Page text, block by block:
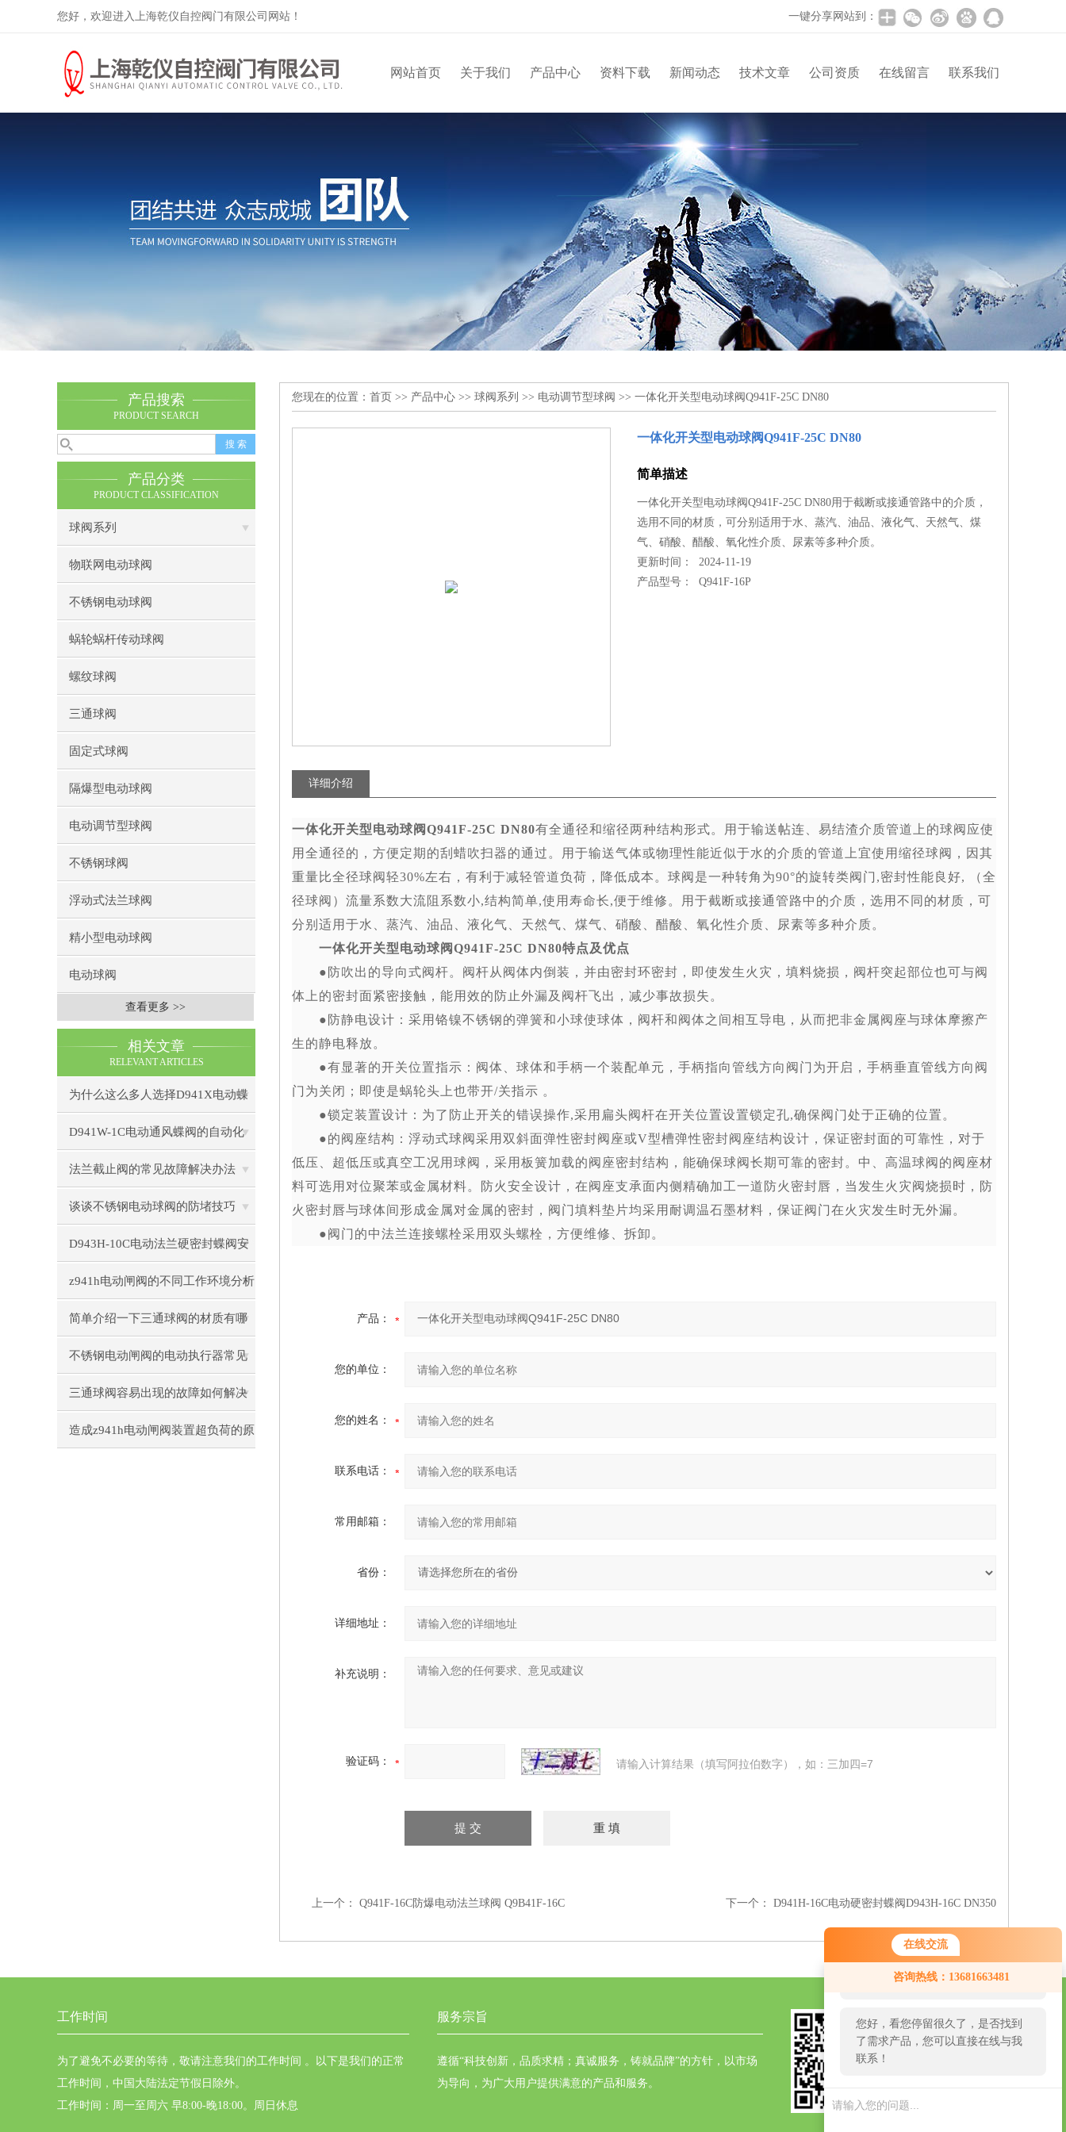
在线交流
咨询热线：13681663481
您好！欢迎前来咨询，很高兴为您
服务，请问您要咨询什么问题呢？
您好，看您停留很久了，是否找到
了需求产品，您可以直接在线与我
联系！
您好，欢迎进入上海乾仪自控阀门有限公司网站！ 一键分享网站到：
网站首页 关于我们 产品中心 资料下载 新闻动态 技术文章 公司资质 在线留言 联系我们
产品搜索
PRODUCT SEARCH
产品分类
PRODUCT CLASSIFICATION
球阀系列
物联网电动球阀
不锈钢电动球阀
蜗轮蜗杆传动球阀
螺纹球阀
三通球阀
固定式球阀
隔爆型电动球阀
电动调节型球阀
不锈钢球阀
浮动式法兰球阀
精小型电动球阀
电动球阀
查看更多 >>
相关文章
RELEVANT ARTICLES
为什么这么多人选择D941X电动蝶
阀
D941W-1C电动通风蝶阀的自动化
控制技术
法兰截止阀的常见故障解决办法
谈谈不锈钢电动球阀的防堵技巧
D943H-10C电动法兰硬密封蝶阀安
装前的准备工作
z941h电动闸阀的不同工作环境分析
简单介绍一下三通球阀的材质有哪
些
不锈钢电动闸阀的电动执行器常见
形式
三通球阀容易出现的故障如何解决
造成z941h电动闸阀装置超负荷的原
您现在的位置： 首页 >> 产品中心 >> 球阀系列 >> 电动调节型球阀 >> 一体化开关型电动球阀Q941F-25C DN80
一体化开关型电动球阀Q941F-25C DN80
简单描述
一体化开关型电动球阀Q941F-25C DN80用于截断或接通管路中的介质，
选用不同的材质，可分别适用于水、蒸汽、油品、液化气、天然气、煤
气、硝酸、醋酸、氧化性介质、尿素等多种介质。
更新时间： 2024-11-19
产品型号：Q941F-16P
详细介绍
一体化开关型电动球阀Q941F-25C DN80有全通径和缩径两种结构形式。用于输送帖连、易结渣介质管道上的球阀应使
用全通径的，方便定期的刮蜡吹扫器的通过。用于输送气体或物理性能近似于水的介质的管道上宜使用缩径球阀，因其
重量比全径球阀轻30%左右，有利于减轻管道负荷，降低成本。球阀是一种转角为90°的旋转类阀门 ,密封性能良好,
（全
径球阀）流量系数大流阻系数小,结构简单,使用寿命长,便于维修。用于截断或接通管路中的介质，选用不同的材质，可
分别适用于水、蒸汽、油品、液化气、天然气、煤气、硝酸、醋酸、氧化性介质、尿素等多种介质。
一体化开关型电动球阀Q941F-25C DN80特点及优点
● 防吹出的导向式阀杆。阀杆从阀体内倒装，并由密封环密封，即使发生火灾，填料烧损，阀杆突起部位也可与阀
体上的密封面紧密接触，能用效的防止外漏及阀杆飞出，减少事故损失。
● 防静电设计：采用铬镍不锈钢的弹簧和小球使球体，阀杆和阀体之间相互导电，从而把非金属阀座与球体摩擦产
生的静电释放。
●有显著的开关位置指示：阀体、球体和手柄一个装配单元，手柄指向管线方向阀门为开启，手柄垂直管线方向阀
门为关闭；即使是蜗轮头上也带开/关指示 。
●锁定装置设计：为了防止开关的错误操作,采用扁头阀杆在开关位置设置锁定孔,确保阀门处于正确的位置。
●的阀座结构：浮动式球阀采用双斜面弹性密封阀座或V型槽弹性密封阀座结构设计，保证密封面的可靠性，对于
低压、超低压或真空工况用球阀，采用板簧加载的阀座密封结构，能确保球阀长期可靠的密封。中、高温球阀的阀座材
料可选用对位聚苯或金属材料。防火安全设计，在阀座支承面内侧精确加工一道防火密封唇，当发生火灾阀烧损时，防
火密封唇与球体间形成金属对金属的密封，阀门填料垫片均采用耐调温石墨材料，保证阀门在火灾发生时无外漏。
●阀门的中法兰连接螺栓采用双头螺栓，方便维修、拆卸。
产品：
您的单位：
您的姓名：
联系电话：
常用邮箱：
省份：
详细地址：
补充说明：
验证码： 请输入计算结果（填写阿拉伯数字），如：三加四=7
上一个： Q941F-16C防爆电动法兰球阀 Q9B41F-16C 下一个： D941H-16C电动硬密封蝶阀D943H-16C DN350
工作时间
为了避免不必要的等待，敬请注意我们的工作时间 。以下是我们的正常
工作时间，中国大陆法定节假日除外。
工作时间：周一至周六 早8:00-晚18:00。周日休息
服务宗旨
遵循“科技创新，品质求精；真诚服务，铸就品牌”的方针，以市场
为导向，为广大用户提供满意的产品和服务。